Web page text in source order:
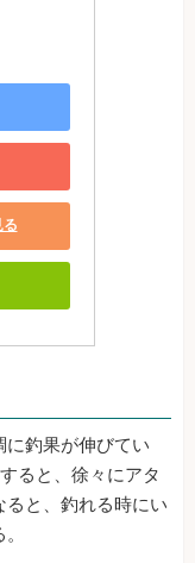
釣果が伸びてい
ると、徐々にアタ
ると、釣れる時にい